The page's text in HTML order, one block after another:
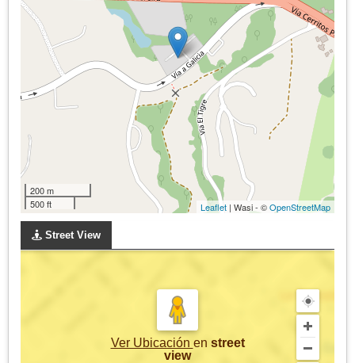
200 m
500 ft
Leaflet | Wasi - ©OpenStreetMap
Street View
Ver Ubicación en street
view